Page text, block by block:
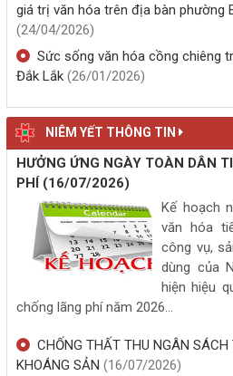
EA KAO - PHÁT HIỆN SỚM, QUẢN LÝ
(05/08/2026, 00:00)
PHƯỜNG EA KAO: KHÁM SỨC KHỎE
(04/08/2026, 00:00)
PHƯỜNG EA KAO CHỦ ĐỘNG ỨNG
TOÀN TÍNH MẠNG VÀ TÀI SẢN NHÂN
(04/08/2026, 00:00)
“CHECK - IN LỄ HỘI - NHẬN QUÀ LIỀN
SẦU RIÊNG ĐẮK LẮK NĂM 2026
TRƯỜNG ĐẠI HỌC, CAO ĐẲNG TRONG
NINH, TRẬT TỰ TRÊN ĐỊA BÀN
Giới thiệu phóng sự phường Ea
truyền cải cách hành chính tỉnh
giá trị văn hóa trên địa bàn phường
(24/04/2026)
Sức sống văn hóa cồng chiêng
Đắk Lắk (26/01/2026)
NIÊM YẾT THÔNG TIN
HƯỞNG ỨNG NGÀY TOÀN DÂN
PHÍ (16/07/2026)
Kế hoạch
văn hóa
công vụ,
dùng của
hiện hiệu
chống lãng phí năm 2026...
CHỐNG THẤT THU NGÂN SÁCH
KHOÁNG SẢN (16/07/2026)